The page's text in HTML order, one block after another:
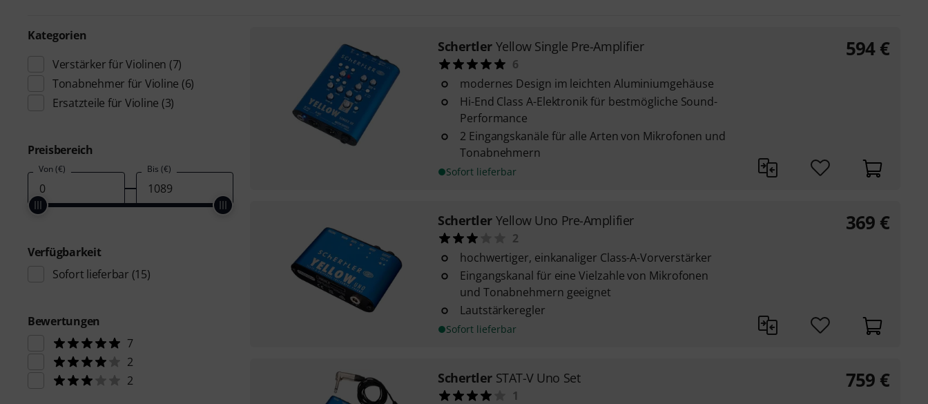
Kategorien
Verstärker für Violinen (7)
Tonabnehmer für Violine (6)
Ersatzteile für Violine (3)
Preisbereich
Von (€) Bis (€)
Verfügbarkeit
Sofort lieferbar (15)
Bewertungen
7
2
2
Schertler Yellow Single Pre-Amplifier
6
modernes Design im leichten Aluminiumgehäuse
Hi-End Class A-Elektronik für bestmögliche Sound-
Performance
2 Eingangskanäle für alle Arten von Mikrofonen und
Tonabnehmern
Sofort lieferbar
594 €
Schertler Yellow Uno Pre-Amplifier
2
hochwertiger, einkanaliger Class-A-Vorverstärker
Eingangskanal für eine Vielzahle von Mikrofonen
und Tonabnehmern geeignet
Lautstärkeregler
Sofort lieferbar
369 €
Schertler STAT-V Uno Set
1
759 €